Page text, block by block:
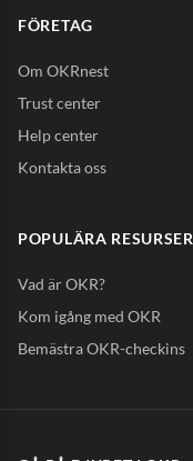
FÖRETAG
Om OKRnest
Trust center
Help center
Kontakta oss
POPULÄRA RESURSER
Vad är OKR?
Kom igång med OKR
Bemästra OKR-checkins